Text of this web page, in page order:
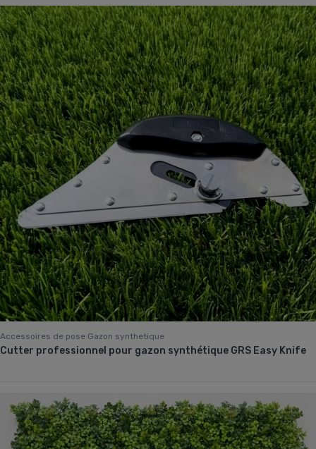
Accessoires de pose Gazon synthetique
Cutter professionnel pour gazon synthétique GRS Easy Knife